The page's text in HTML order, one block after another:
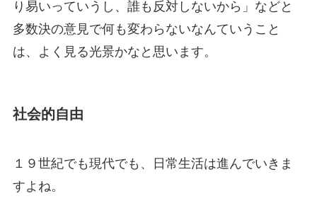
り易いっていうし、誰も反対しないから」などと
多数決の意見で何も変わらないなんていうこと
は、よく見る光景かなと思います。
社会的自由
１９世紀でも現代でも、日常生活は進んでいきま
すよね。